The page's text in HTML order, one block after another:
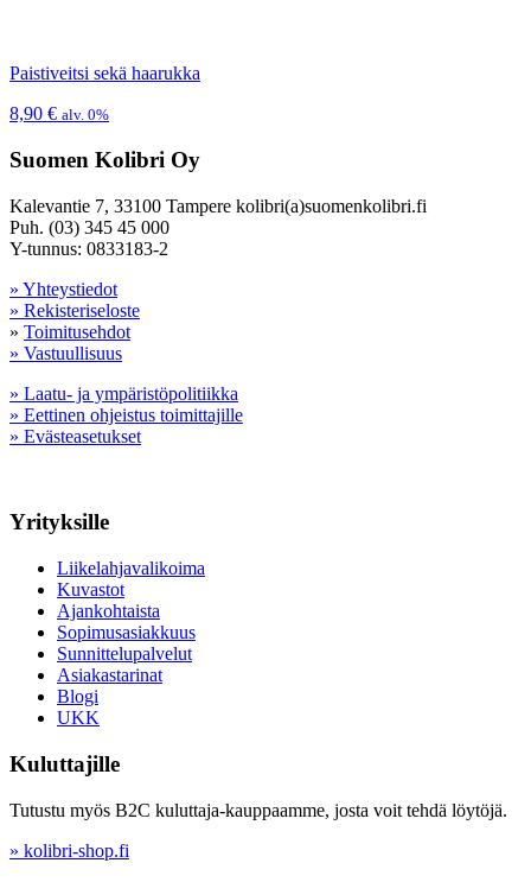
Paistiveitsi sekä haarukka
8,90 € alv. 0%
Suomen Kolibri Oy
Kalevantie 7, 33100 Tampere kolibri(a)suomenkolibri.fi
Puh. (03) 345 45 000
Y-tunnus: 0833183-2
» Yhteystiedot
» Rekisteriseloste
» Toimitusehdot
» Vastuullisuus
» Laatu- ja ympäristöpolitiikka
» Eettinen ohjeistus toimittajille
» Evästeasetukset
Yrityksille
Liikelahjavalikoima
Kuvastot
Ajankohtaista
Sopimusasiakkuus
Sunnittelupalvelut
Asiakastarinat
Blogi
UKK
Kuluttajille
Tutustu myös B2C kuluttaja-kauppaamme, josta voit tehdä löytöjä.
» kolibri-shop.fi